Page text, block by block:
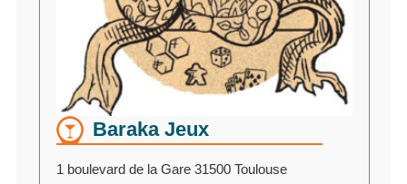
Baraka Jeux
1 boulevard de la Gare 31500 Toulouse